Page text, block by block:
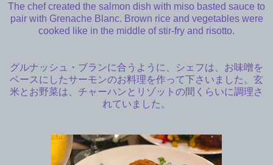
The chef created the salmon dish with miso basted sauce to
pair with Grenache Blanc. Brown rice and vegetables were
cooked like in the middle of stir-fry and risotto.
グルナッシュ・ブランに合うように、シェフは、お味噌を
ベースにしたサーモンのお料理を作って下さいました。玄
米とお野菜は、チャーハンとリゾットの間くらいに調理さ
れていました。